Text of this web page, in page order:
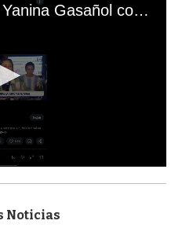
El mal momento de Yanina Gasañol con un hincha argentino en "Subrayado"
Noticias